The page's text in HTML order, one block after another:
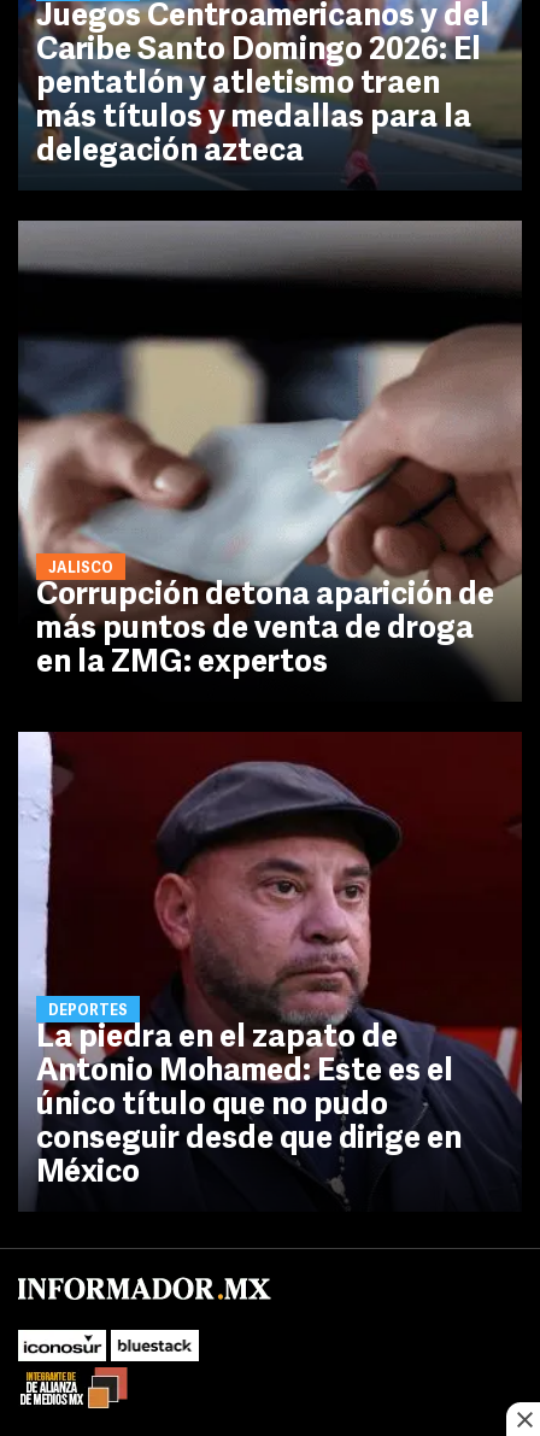
Juegos Centroamericanos y del
Caribe Santo Domingo 2026: El
pentatlón y atletismo traen
más títulos y medallas para la
delegación azteca
JALISCO
Corrupción detona aparición de
más puntos de venta de droga
en la ZMG: expertos
DEPORTES
La piedra en el zapato de
Antonio Mohamed: Este es el
único título que no pudo
conseguir desde que dirige en
México